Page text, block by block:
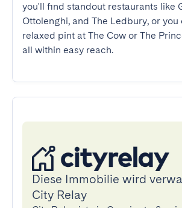
you'll find standout restaurants like
Ottolenghi, and The Ledbury, or you
relaxed pint at The Cow or The
all within easy reach.
Diese Immobilie wird
City Relay